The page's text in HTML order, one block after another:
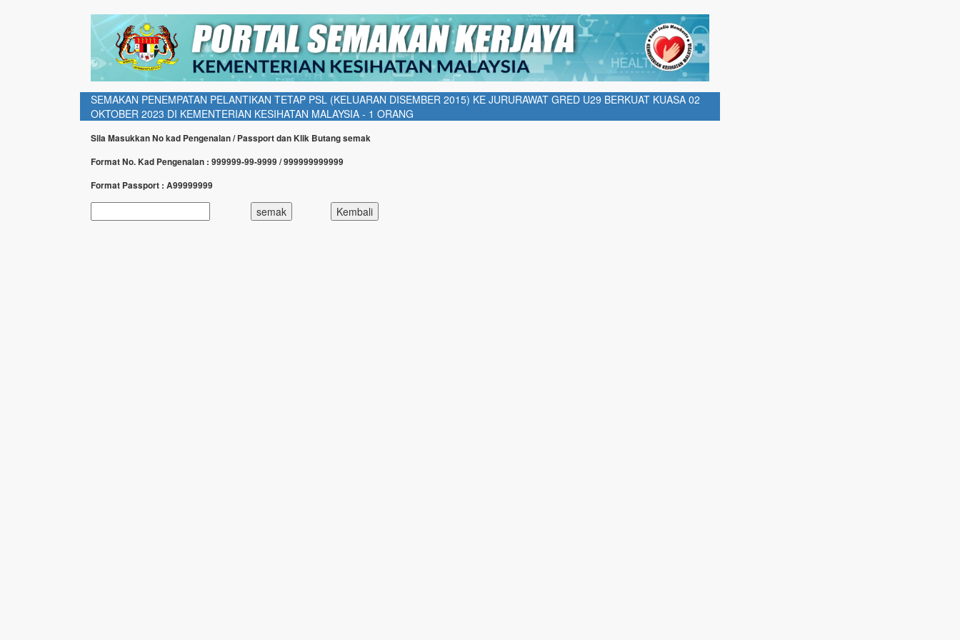
SEMAKAN PENEMPATAN PELANTIKAN TETAP PSL (KELUARAN DISEMBER 2015) KE JURURAWAT GRED U29 BERKUAT KUASA 02
OKTOBER 2023 DI KEMENTERIAN KESIHATAN MALAYSIA - 1 ORANG
Sila Masukkan No kad Pengenalan / Passport dan Klik Butang semak
Format No. Kad Pengenalan : 999999-99-9999 / 999999999999
Format Passport : A99999999